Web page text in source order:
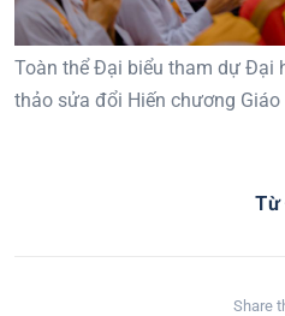
Toàn thể Đại biểu tham dự Đại
thảo sửa đổi Hiến chương
Từ
Share